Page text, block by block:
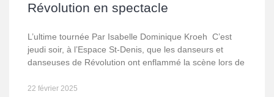
Révolution en spectacle
L’ultime tournée Par Isabelle Dominique Kroeh C’est
jeudi soir, à l’Espace St-Denis, que les danseurs et
danseuses de Révolution ont enflammé la scène lors de
22 février 2025